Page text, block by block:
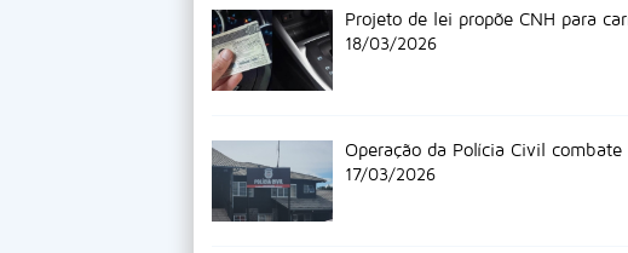
Projeto de lei propõe CNH para
18/03/2026
Operação da Polícia Civil
17/03/2026